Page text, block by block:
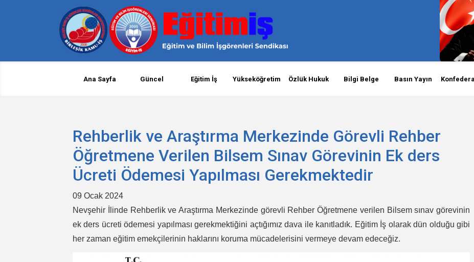
Ana Sayfa Güncel Eğitim İş Yükseköğretim Özlük Hukuk Bilgi Belge Basın Yayın
Rehberlik ve Araştırma Merkezinde Görevli Rehber
Öğretmene Verilen Bilsem Sınav Görevinin Ek ders
Ücreti Ödemesi Yapılması Gerekmektedir
09 Ocak 2024
Nevşehir İlinde Rehberlik ve Araştırma Merkezinde görevli Rehber Öğretmene verilen Bilsem sınav görevinin
ek ders ücreti ödemesi yapılması gerekmektiğini açtığımız dava ile kanıtladık. Eğitim İş olarak dün olduğu gibi
her zaman eğitim emekçilerinin haklarını koruma mücadelerisini vermeye devam edeceğiz.